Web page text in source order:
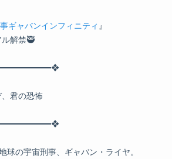
ギャバンインフィニティ』
解禁🥷
君の恐怖
球の宇宙刑事、ギャバン・ライヤ。